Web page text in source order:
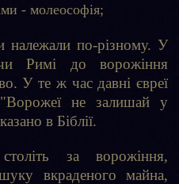
- молеософія;
належали по-різному. У
Римі до ворожіння
У те ж час давні євреї
не залишай у
в Біблії.
за ворожіння,
вкраденого майна,